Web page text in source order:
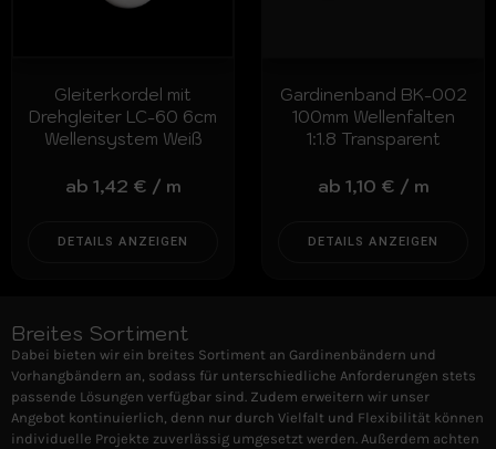
Gleiterkordel mit
Drehgleiter LC-60 6cm
Wellensystem Weiß
ab 1,42 € / m
DETAILS ANZEIGEN
Gardinenband BK-002
100mm Wellenfalten
1:1.8 Transparent
ab 1,10 € / m
DETAILS ANZEIGEN
Breites Sortiment
Dabei bieten wir ein breites Sortiment an Gardinenbändern und
Vorhangbändern an, sodass für unterschiedliche Anforderungen stets
passende Lösungen verfügbar sind. Zudem erweitern wir unser
Angebot kontinuierlich, denn nur durch Vielfalt und Flexibilität können
individuelle Projekte zuverlässig umgesetzt werden. Außerdem achten